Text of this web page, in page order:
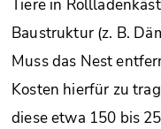
Tiere in
Baustruktur (z. B.
Muss das Nest
Kosten hierfür zu
diese etwa 150 bis